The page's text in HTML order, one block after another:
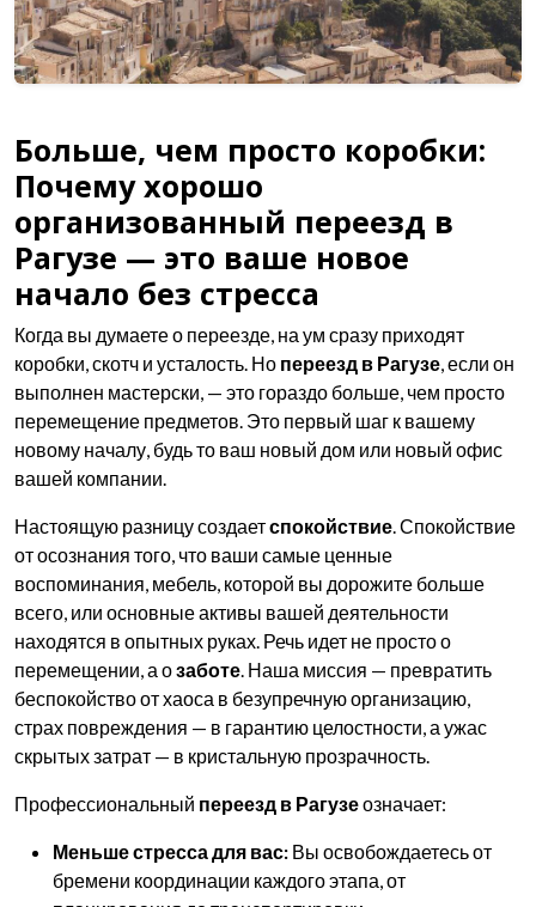
Больше, чем просто коробки:
Почему хорошо
организованный переезд в
Рагузе — это ваше новое
начало без стресса
Когда вы думаете о переезде, на ум сразу приходят
коробки, скотч и усталость. Но переезд в Рагузе, если он
выполнен мастерски, — это гораздо больше, чем просто
перемещение предметов. Это первый шаг к вашему
новому началу, будь то ваш новый дом или новый офис
вашей компании.
Настоящую разницу создаетспокойствие. Спокойствие
от осознания того, что ваши самые ценные
воспоминания, мебель, которой вы дорожите больше
всего, или основные активы вашей деятельности
находятся в опытных руках. Речь идет не просто о
перемещении, а озаботе. Наша миссия — превратить
беспокойство от хаоса в безупречную организацию,
страх повреждения — в гарантию целостности, а ужас
скрытых затрат — в кристальную прозрачность.
Профессиональный переезд в Рагузеозначает:
Меньше стресса для вас: Вы освобождаетесь от
бремени координации каждого этапа, от